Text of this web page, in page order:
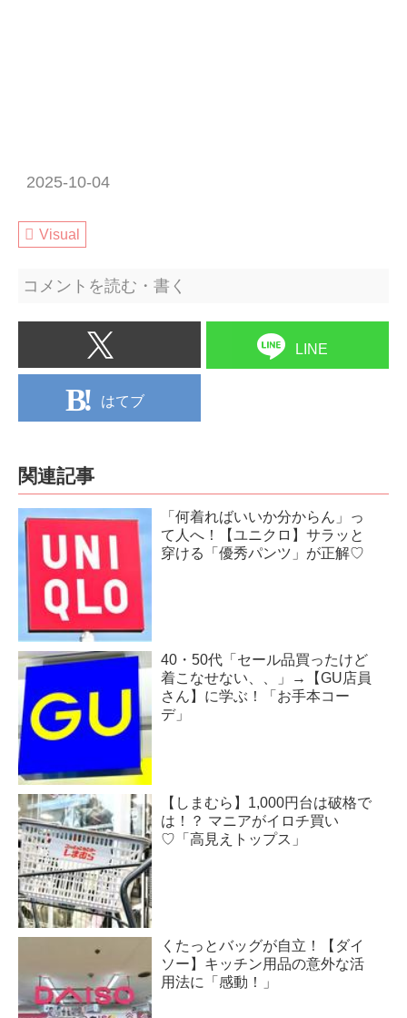
2025-10-04
Visual
コメントを読む・書く
LINE
はてブ
関連記事
「何着ればいいか分からん」っ
て人へ！【ユニクロ】サラッと
穿ける「優秀パンツ」が正解♡
40・50代「セール品買ったけど
着こなせない、、」→【GU店員
さん】に学ぶ！「お手本コー
デ」
【しまむら】1,000円台は破格で
は！？ マニアがイロチ買い
♡「高見えトップス」
くたっとバッグが自立！【ダイ
ソー】キッチン用品の意外な活
用法に「感動！」